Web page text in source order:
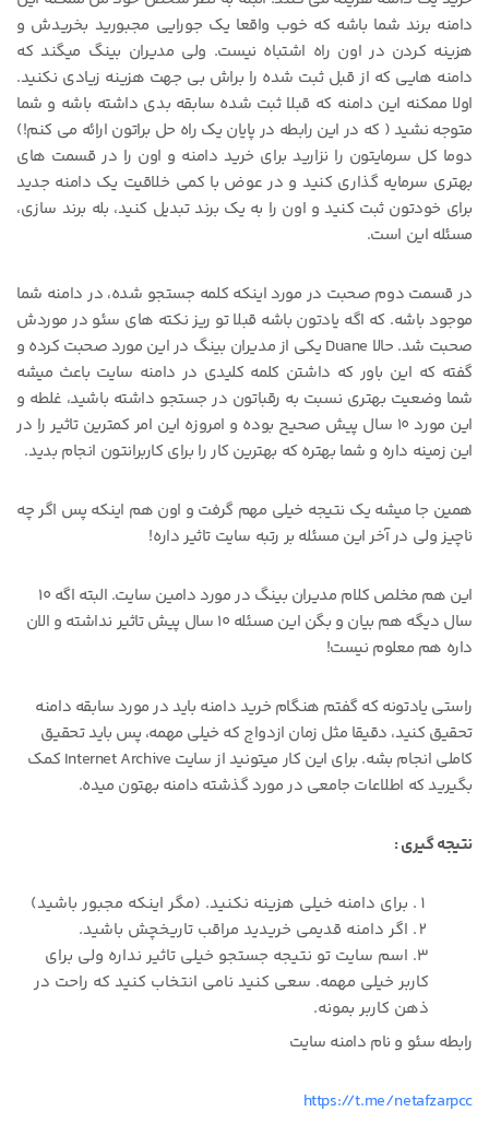
دامنه برند شما باشه که خوب واقعا یک جورایی مجبورید بخریدش و
هزینه کردن در اون راه اشتباه نیست. ولی مدیران بینگ میگند که
دامنه هایی که از قبل ثبت شده را براش بی جهت هزینه زیادی نکنید.
اولا ممکنه این دامنه که قبلا ثبت شده سابقه بدی داشته باشه و شما
متوجه نشید ( که در این رابطه در پایان یک راه حل براتون ارائه می کنم!)
دوما کل سرمایتون را نزارید برای خرید دامنه و اون را در قسمت های
بهتری سرمایه گذاری کنید و در عوض با کمی خلاقیت یک دامنه جدید
برای خودتون ثبت کنید و اون را به یک برند تبدیل کنید، بله برند سازی،
مسئله این است.
در قسمت دوم صحبت در مورد اینکه کلمه جستجو شده، در دامنه شما
موجود باشه. که اگه یادتون باشه قبلا تو ریز نکته های سئو در موردش
صحبت شد. حالا Duane یکی از مدیران بینگ در این مورد صحبت کرده و
گفته که این باور که داشتن کلمه کلیدی در دامنه سایت باعث میشه
شما وضعیت بهتری نسبت به رقباتون در جستجو داشته باشید، غلطه و
این مورد ۱۰ سال پیش صحیح بوده و امروزه این امر کمترین تاثیر را در
این زمینه داره و شما بهتره که بهترین کار را برای کاربرانتون انجام بدید.
همین جا میشه یک نتیجه خیلی مهم گرفت و اون هم اینکه پس اگر چه
ناچیز ولی در آخر این مسئله بر رتبه سایت تاثیر داره!
این هم مخلص کلام مدیران بینگ در مورد دامین سایت. البته اگه ۱۰
سال دیگه هم بیان و بگن این مسئله ۱۰ سال پیش تاثیر نداشته و الان
داره هم معلوم نیست!
راستی یادتونه که گفتم هنگام خرید دامنه باید در مورد سابقه دامنه
تحقیق کنید، دقیقا مثل زمان ازدواج که خیلی مهمه، پس باید تحقیق
کاملی انجام بشه. برای این کار میتونید از سایت Internet Archive کمک
بگیرید که اطلاعات جامعی در مورد گذشته دامنه بهتون میده.
نتیجه گیری :
برای دامنه خیلی هزینه نکنید. (مگر اینکه مجبور باشید)
اگر دامنه قدیمی خریدید مراقب تاریخچش باشید.
اسم سایت تو نتیجه جستجو خیلی تاثیر نداره ولی برای
کاربر خیلی مهمه. سعی کنید نامی انتخاب کنید که راحت در
ذهن کاربر بمونه.
رابطه سئو و نام دامنه سایت
https://t.me/netafzarpcc